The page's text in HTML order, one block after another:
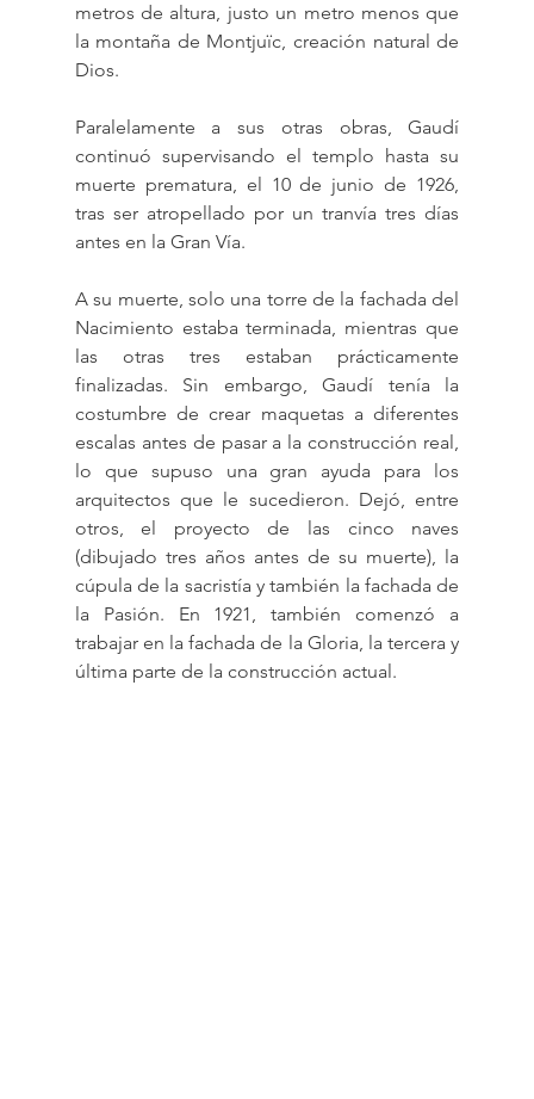
metros de altura, justo un metro menos que
la montaña de Montjuïc, creación natural de
Dios.
Paralelamente a sus otras obras, Gaudí
continuó supervisando el templo hasta su
muerte prematura, el 10 de junio de 1926,
tras ser atropellado por un tranvía tres días
antes en la Gran Vía.
A su muerte, solo una torre de la fachada del
Nacimiento estaba terminada, mientras que
las otras tres estaban prácticamente
finalizadas. Sin embargo, Gaudí tenía la
costumbre de crear maquetas a diferentes
escalas antes de pasar a la construcción real,
lo que supuso una gran ayuda para los
arquitectos que le sucedieron. Dejó, entre
otros, el proyecto de las cinco naves
(dibujado tres años antes de su muerte), la
cúpula de la sacristía y también la fachada de
la Pasión. En 1921, también comenzó a
trabajar en la fachada de la Gloria, la tercera y
última parte de la construcción actual.